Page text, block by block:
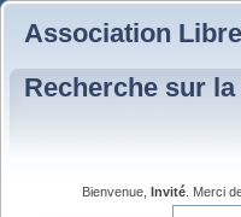
Association
Recherche sur
Bienvenue, Invité . Merci